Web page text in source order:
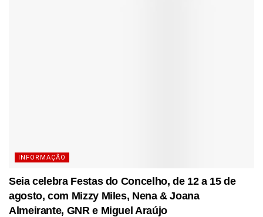
INFORMAÇÃO
Seia celebra Festas do Concelho, de 12 a 15 de
agosto, com Mizzy Miles, Nena & Joana
Almeirante, GNR e Miguel Araújo